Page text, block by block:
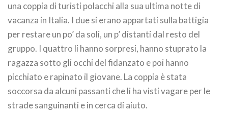
una coppia di turisti polacchi alla sua ultima notte di
vacanza in Italia. I due si erano appartati sulla battigia
per restare un po’ da soli, un p’ distanti dal resto del
gruppo. I quattro li hanno sorpresi, hanno stuprato la
ragazza sotto gli occhi del fidanzato e poi hanno
picchiato e rapinato il giovane. La coppia è stata
soccorsa da alcuni passanti che li ha visti vagare per le
strade sanguinanti e in cerca di aiuto.